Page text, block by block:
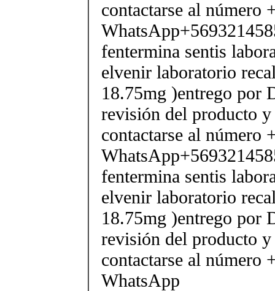
contactarse al número
fentermina sentis
elvenir laboratorio
18.75mg )entrego por
revisión del producto
contactarse al número
fentermina sentis
elvenir laboratorio
18.75mg )entrego por
revisión del producto
contactarse al número
WhatsApp